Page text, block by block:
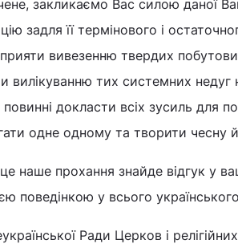
закликаємо Вас силою даної
задля її термінового і
вивезенню твердих
вилікуванню тих системних недуг
докласти всіх зусиль для
одне одному та творити чесну
наше прохання знайде відгук у
поведінкою у всього
Ради Церков і